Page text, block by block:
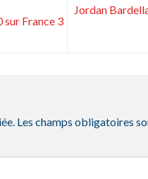
sur France 3
Jordan
Les champs obligatoires